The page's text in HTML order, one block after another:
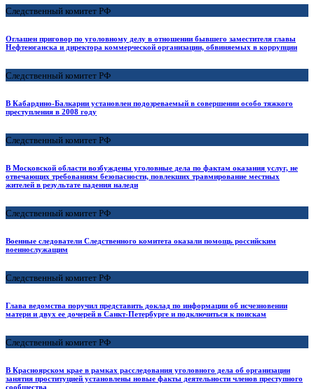
Следственный комитет РФ
Оглашен приговор по уголовному делу в отношении бывшего заместителя главы
Нефтеюганска и директора коммерческой организации, обвиняемых в коррупции
Следственный комитет РФ
В Кабардино-Балкарии установлен подозреваемый в совершении особо тяжкого
преступления в 2008 году
Следственный комитет РФ
В Московской области возбуждены уголовные дела по фактам оказания услуг, не
отвечающих требованиям безопасности, повлекших травмирование местных
жителей в результате падения наледи
Следственный комитет РФ
Военные следователи Следственного комитета оказали помощь российским
военнослужащим
Следственный комитет РФ
Глава ведомства поручил представить доклад по информации об исчезновении
матери и двух ее дочерей в Санкт-Петербурге и подключиться к поискам
Следственный комитет РФ
В Красноярском крае в рамках расследования уголовного дела об организации
занятия проституцией установлены новые факты деятельности членов преступного
сообщества